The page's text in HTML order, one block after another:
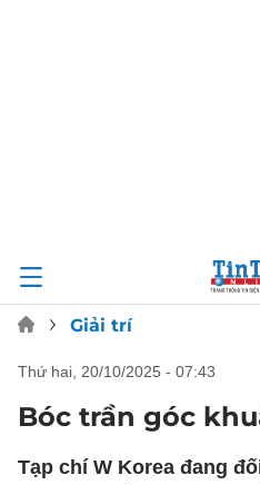
Giải trí
thứ hai, 20/10/2025 - 07:43
Bóc trần góc
Tạp chí W Korea đang